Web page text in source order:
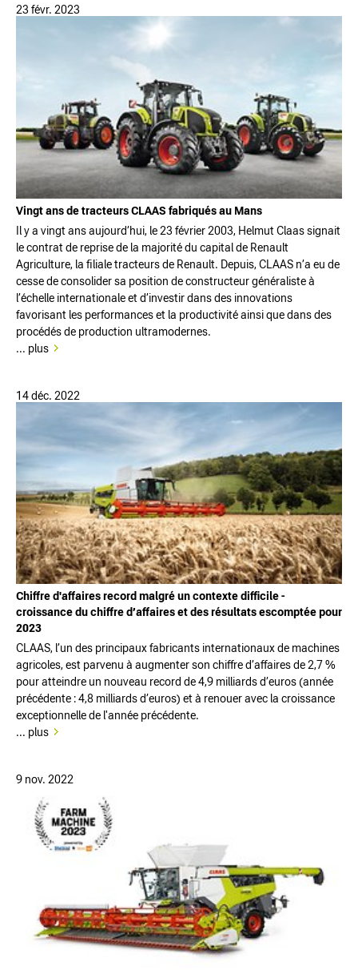
23 févr. 2023
Vingt ans de tracteurs CLAAS fabriqués au Mans
Il y a vingt ans aujourd’hui, le 23 février 2003, Helmut Claas signait
le contrat de reprise de la majorité du capital de Renault
Agriculture, la filiale tracteurs de Renault. Depuis, CLAAS n’a eu de
cesse de consolider sa position de constructeur généraliste à
l’échelle internationale et d’investir dans des innovations
favorisant les performances et la productivité ainsi que dans des
procédés de production ultramodernes.
... plus
14 déc. 2022
Chiffre d'affaires record malgré un contexte difficile -
croissance du chiffre d’affaires et des résultats escomptée pour
2023
CLAAS, l’un des principaux fabricants internationaux de machines
agricoles, est parvenu à augmenter son chiffre d’affaires de 2,7 %
pour atteindre un nouveau record de 4,9 milliards d’euros (année
précédente : 4,8 milliards d’euros) et à renouer avec la croissance
exceptionnelle de l'année précédente.
... plus
9 nov. 2022